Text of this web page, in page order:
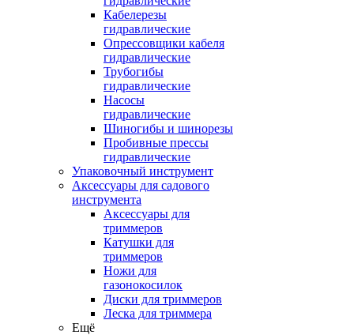
Кабелерезы
гидравлические
Опрессовщики кабеля
гидравлические
Трубогибы
гидравлические
Насосы
гидравлические
Шиногибы и шинорезы
Пробивные прессы
гидравлические
Упаковочный инструмент
Аксессуары для садового
инструмента
Аксессуары для
триммеров
Катушки для
триммеров
Ножи для
газонокосилок
Диски для триммеров
Леска для триммера
Ещё